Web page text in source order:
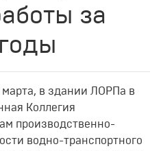
за
марта, в здании ЛОРПа в
Коллегия
производственно-
водно-транспортного